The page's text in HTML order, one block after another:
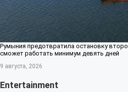
Румыния предотвратила остановку
сможет работать минимум девять дней
9 августа, 2026
Entertainment